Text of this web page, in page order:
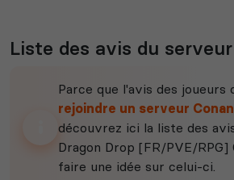
Liste des avis du serveur
Parce que l'avis des joueurs
rejoindre un serveur
découvrez ici la liste des
Dragon Drop [FR/PVE/RPG]
faire une idée sur celui-ci.